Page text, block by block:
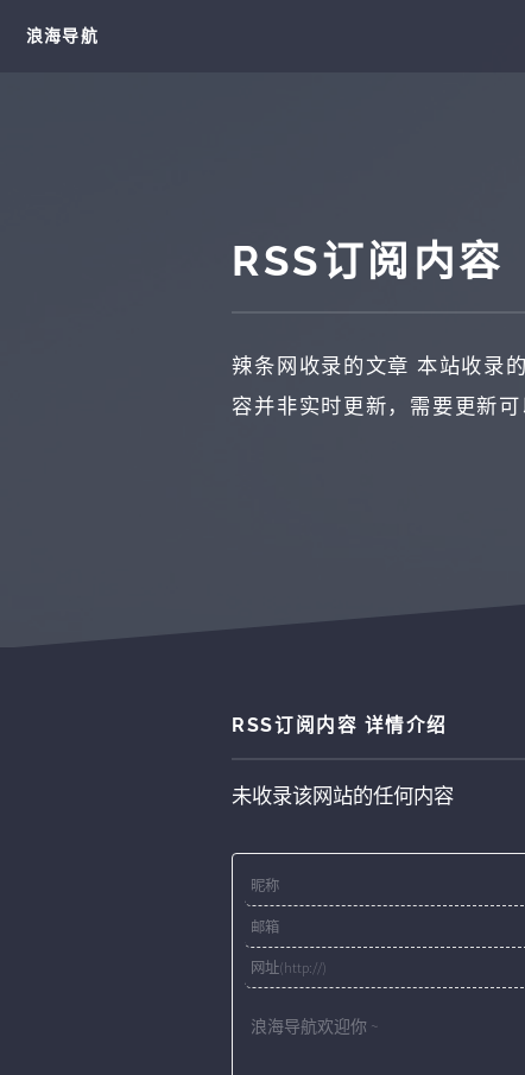
浪海导航
RSS订阅内容
辣条网收录的文章 本站收录
容并非实时更新，需要更新
RSS订阅内容 详情介绍
未收录该网站的任何内容